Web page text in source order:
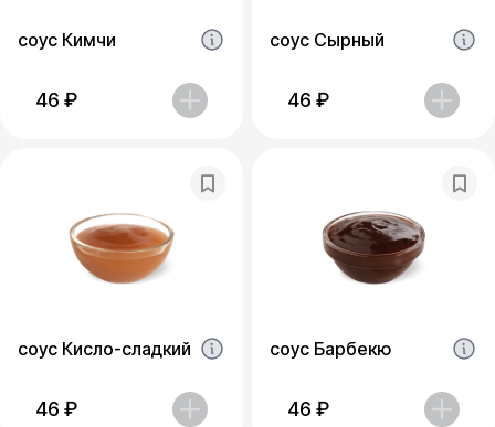
соус Кимчи
46 ₽
соус Сырный
46 ₽
соус Кисло-сладкий
46 ₽
соус Барбекю
46 ₽